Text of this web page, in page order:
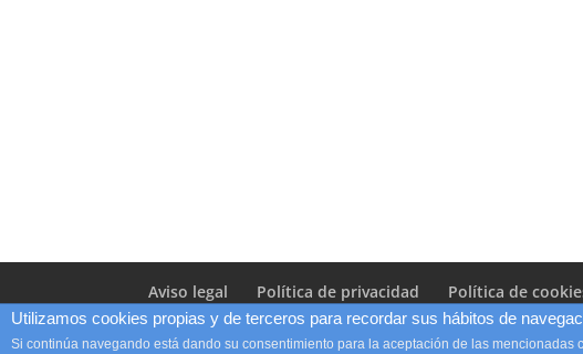
Aviso legal Política de privacidad Política de
Utilizamos cookies propias y de terceros para recordar sus hábitos de
Si continúa navegando está dando su consentimiento para la aceptación de las mencionadas